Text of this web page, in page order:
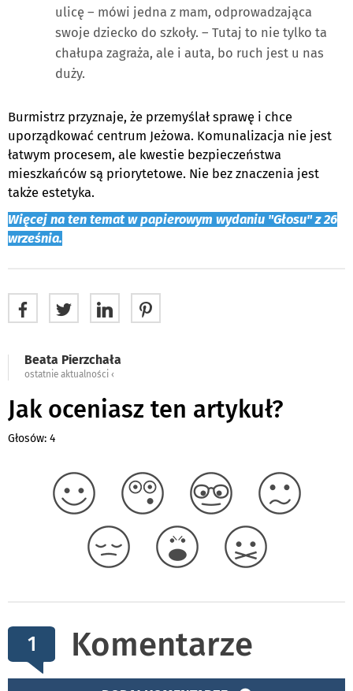
ulicę – mówi jedna z mam, odprowadzająca
swoje dziecko do szkoły. – Tutaj to nie tylko ta
chałupa zagraża, ale i auta, bo ruch jest u nas
duży.
Burmistrz przyznaje, że przemyślał sprawę i chce
uporządkować centrum Jeżowa. Komunalizacja nie jest
łatwym procesem, ale kwestie bezpieczeństwa
mieszkańców są priorytetowe. Nie bez znaczenia jest
także estetyka.
Więcej na ten temat w papierowym wydaniu "Głosu" z 26
września.
Beata Pierzchała
ostatnie aktualności ‹
Jak oceniasz ten artykuł?
Głosów: 4
1 Komentarze